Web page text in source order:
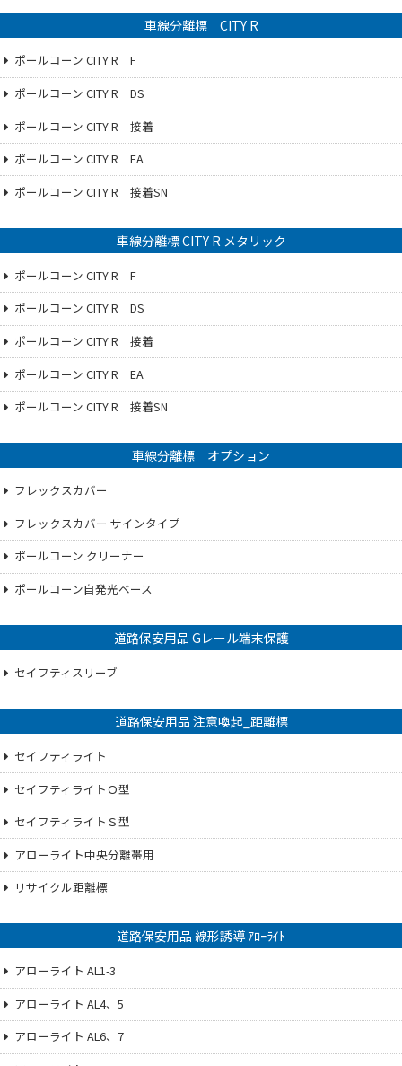
車線分離標 CITY R
ポールコーン CITY R F
ポールコーン CITY R DS
ポールコーン CITY R 接着
ポールコーン CITY R EA
ポールコーン CITY R 接着SN
車線分離標 CITY R メタリック
ポールコーン CITY R F
ポールコーン CITY R DS
ポールコーン CITY R 接着
ポールコーン CITY R EA
ポールコーン CITY R 接着SN
車線分離標 オプション
フレックスカバー
フレックスカバー サインタイプ
ポールコーン クリーナー
ポールコーン自発光ベース
道路保安用品 Gレール端末保護
セイフティスリーブ
道路保安用品 注意喚起_距離標
セイフティライト
セイフティライトＯ型
セイフティライトＳ型
アローライト中央分離帯用
リサイクル距離標
道路保安用品 線形誘導 ｱﾛｰﾗｲﾄ
アローライト AL1-3
アローライト AL4、5
アローライト AL6、7